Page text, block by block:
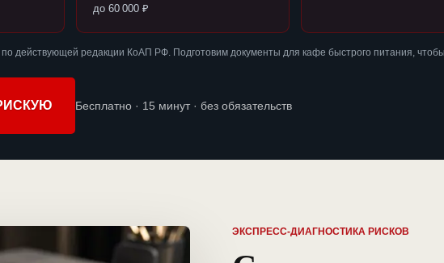
до 60 000 ₽
действующей редакции КоАП РФ. Подготовим документы для кафе быстрого питания,
Бесплатно · 15 минут · без обязательств
ЭКСПРЕСС-ДИАГНОСТИКА РИСКОВ